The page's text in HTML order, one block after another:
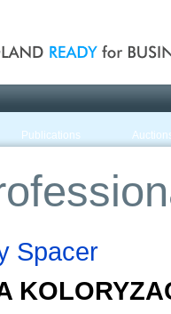
Publications
Spacer